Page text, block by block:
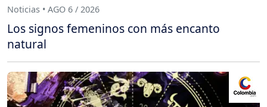
Noticias • AGO 6 / 2026
Los signos femeninos con más encanto
natural